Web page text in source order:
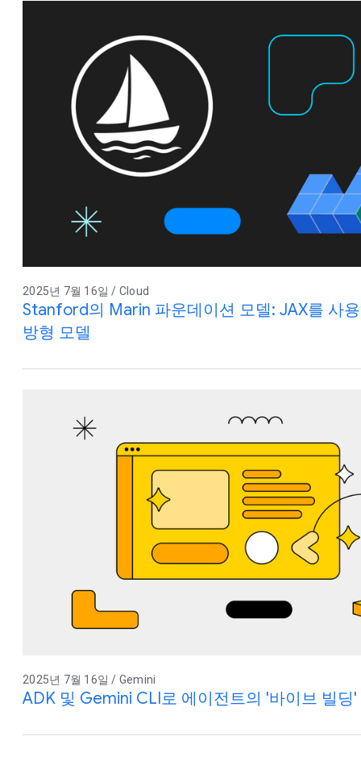
2025년 7월 16일 / Cloud
Stanford의 Marin 파운데이션 모델: JAX를 사
방형 모델
2025년 7월 16일 / Gemini
ADK 및 Gemini CLI로 에이전트의 '바이브 빌딩